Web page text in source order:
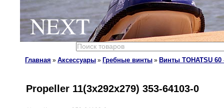
NEXT
Главная » Аксессуары » Гребные винты » Винты TOHATSU 60
Propeller 11(3x292x279) 353-64103-0